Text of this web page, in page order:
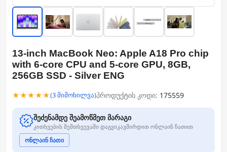
13-inch MacBook Neo: Apple A18 Pro chip
with 6‑core CPU and 5‑core GPU, 8GB,
256GB SSD - Silver ENG
★★★★★(3 მიმოხილვა)პროდუქტის კოდი: 175559
შეძენამდე შეამოწმეთ მარაგი
კითხვების შემთხვევაში დაგვიკავშირდით ონლაინ ჩათით
ონლაინ ჩათი